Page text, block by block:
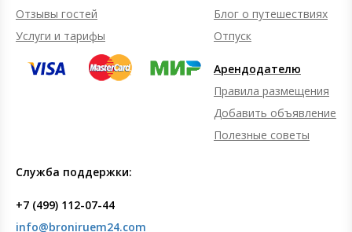
Отзывы гостей
Услуги и тарифы
Блог о путешествиях
Отпуск
Арендодателю
Правила размещения
Добавить объявление
Полезные советы
Служба поддержки:
+7 (499) 112-07-44
info@broniruem24.com